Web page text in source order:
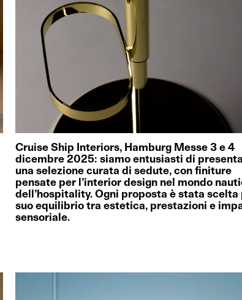
Cruise Ship Interiors, Hamburg Messe 3 e 4
dicembre 2025: siamo entusiasti di
una selezione curata di sedute, con finiture
pensate per l’interior design nel mondo
dell’hospitality. Ogni proposta è stata scelta
suo equilibrio tra estetica, prestazioni e
sensoriale.